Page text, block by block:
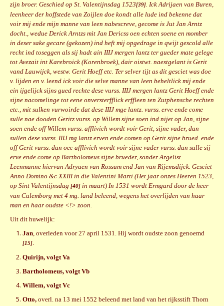
zijn broer. Geschied op St. Valentijnsdag 1523[39]. Ick Adrijaen van Buren,
leenheer der hoffstede van Zoijlen doe kondt alle lude ind bekenne dat
voir mij ende mijn manne van leen nabescreve, gecome is Jut Jan Arntz
docht., wedue Derick Arntzs mit Jan Dericss oen echten soene en momber
in deser sake gecare (gekozen) ind heft mij opgedrage in qwijt gescold alle
recht ind toseggen als sij hadt ain IIIJ mergen lantz ter gueder mate gelege
tot Avezait int Karebroick (Korenbroek), dair oistwt. naestgelant is Gerit
vand Lauwijck, westw. Gerit Hoeff etc. Ter selver tijt as dit gesciet was doe
v. lijden en v. leend ick voir die selve manne van leen beheltlick mij ende
ein ijgelijck sijns gued rechte dese vurss. IIIJ mergen lantz Gerit Hoeff ende
sijne nacomelinge tot eene onversterfflick erffleen ten Zutphensche rechten
etc., mit sulken vurwoirde dat dese IIIJ mge lantz. vurss. erve ende come
sulle nae dooden Geritz vurss. op Willem sijne soen ind nijet op Jan, sijne
soen ende off Willem vurss. afflivich wordt voir Gerit, sijne vader, dan
sullen dese vurss. IIIJ mg lantz erven ende comen op Gerit sijne brued. ende
off Gerit vurss. dan oec afflivich wordt voir sijne vader vurss. dan sulle sij
erve ende come op Bartholomeus sijne brueder, sonder Argelist.
Leenmanne hiervan Adryaen van Rossum end Jan van Rijemsdijck. Gesciet
Anno Domino &c XXIII in die Valentini Marti (Het jaar onzes Heeren 1523,
op Sint Valentijnsdag [40] in maart) In 1531 wordt Ermgard door de heer
van Culemborg met 4 mg. land beleend, wegens het overlijden van haar
man en haar oudste <!> zoon.
Uit dit huwelijk:
Jan, overleden voor 27 april 1531. Hij wordt oudste zoon genoemd
[15].
Quirijn, volgt Va
Bartholomeus, volgt Vb
Willem, volgt Vc
Otto, overl. na 13 mei 1552 beleend met land van het rijksstift Thorn